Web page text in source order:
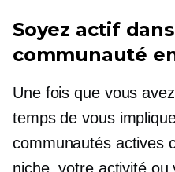
Soyez actif
communauté
Une fois que vous
temps de vous
communautés actives
niche, votre activité ou